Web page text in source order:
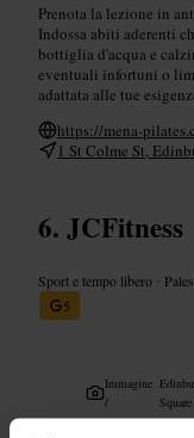
Prenota la lezione in
Indossa abiti aderenti
bottiglia d'acqua e
eventuali infortuni o
adattata alle tue
https://mena-
1 St Colme St,
JCFitness
Sport e tempo libero •
5
Immagine
/
Square